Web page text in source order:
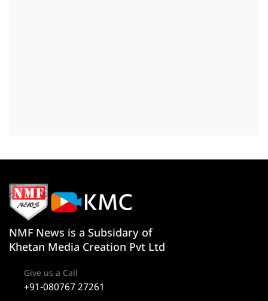
NMF News is a Subsidary of
Khetan Media Creation Pvt Ltd
Give us a Call
+91-080767 27261